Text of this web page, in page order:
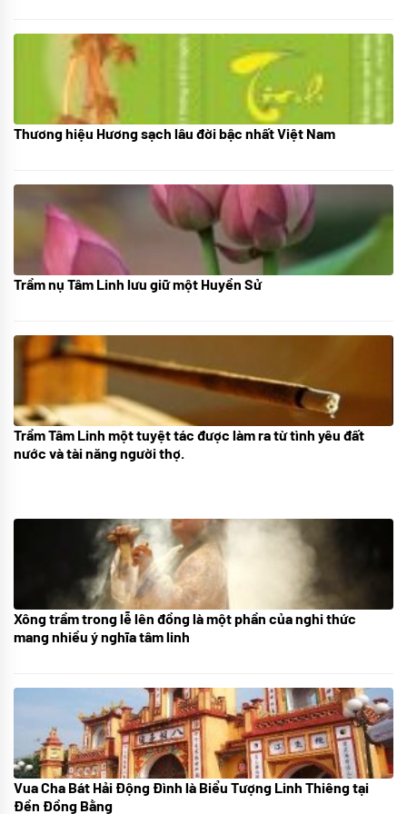
18/10/2025
Thương hiệu Hương sạch lâu đời bậc nhất Việt Nam
05/10/2025
Trầm nụ Tâm Linh lưu giữ một Huyền Sử
09/06/2024
Trầm Tâm Linh một tuyệt tác được làm ra từ tình yêu đất
nước và tài năng người thợ.
21/07/2024
Xông trầm trong lễ lên đồng là một phần của nghi thức
mang nhiều ý nghĩa tâm linh
08/07/2024
Vua Cha Bát Hải Động Đình là Biểu Tượng Linh Thiêng tại
Đền Đồng Bằng